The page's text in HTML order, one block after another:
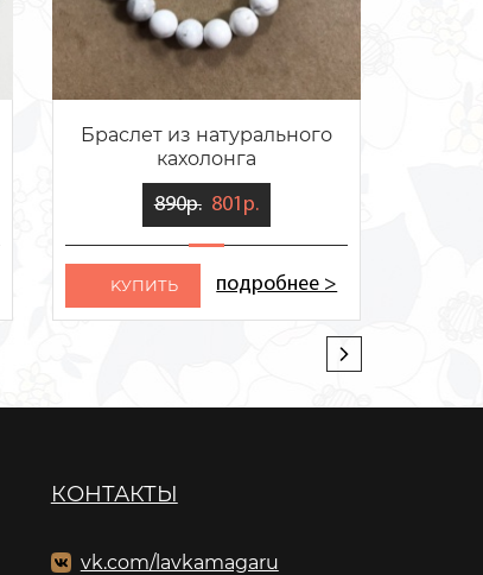
Браслет из натурального
кахолонга
890р. 801р.
KУПИТЬ подробнее >
КОНТАКТЫ
vk.com/lavkamagaru